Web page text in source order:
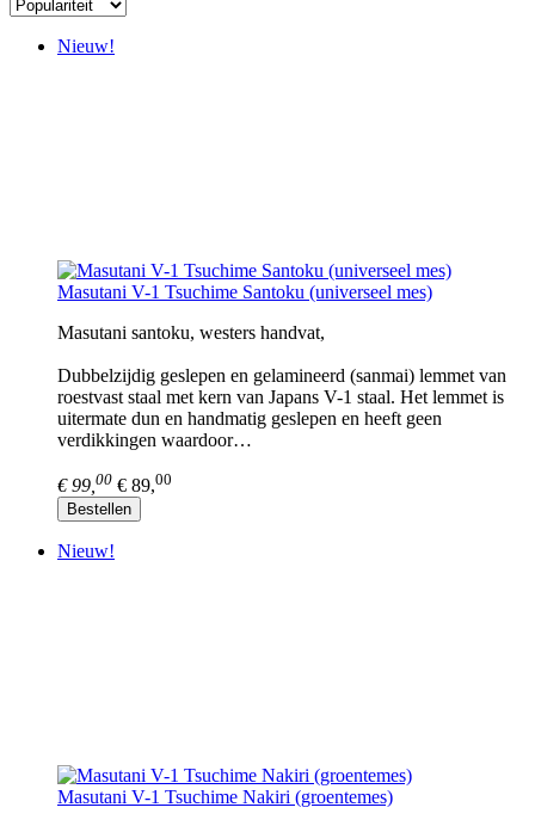
Nieuw!
Masutani V-1 Tsuchime Santoku (universeel mes)
Masutani santoku, westers handvat,
Dubbelzijdig geslepen en gelamineerd (sanmai) lemmet van
roestvast staal met kern van Japans V-1 staal. Het lemmet is
uitermate dun en handmatig geslepen en heeft geen
verdikkingen waardoor…
€ 99, 00 € 89,00
Bestellen
Nieuw!
Masutani V-1 Tsuchime Nakiri (groentemes)